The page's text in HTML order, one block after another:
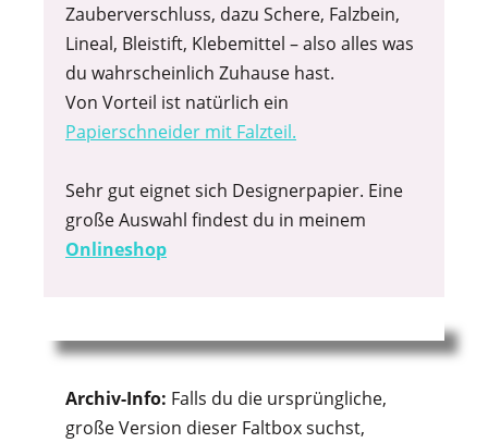
Zauberverschluss, dazu Schere, Falzbein,
Lineal, Bleistift, Klebemittel – also alles was
du wahrscheinlich Zuhause hast.
Von Vorteil ist natürlich ein
Papierschneider mit Falzteil.
Sehr gut eignet sich Designerpapier. Eine
große Auswahl findest du in meinem
Onlineshop
Archiv-Info: Falls du die ursprüngliche,
große Version dieser Faltbox suchst,